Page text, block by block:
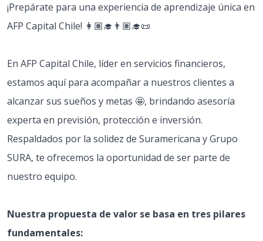
¡Prepárate para una experiencia de aprendizaje única en
AFP Capital Chile! 👩🏽‍🎓👨🏽‍🎓📜
En AFP Capital Chile, líder en servicios financieros,
estamos aquí para acompañar a nuestros clientes a
alcanzar sus sueños y metas 🤩, brindando asesoría
experta en previsión, protección e inversión.
Respaldados por la solidez de Suramericana y Grupo
SURA, te ofrecemos la oportunidad de ser parte de
nuestro equipo.
Nuestra propuesta de valor se basa en tres pilares
fundamentales: